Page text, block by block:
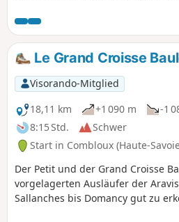
außergewöhnlichem Blick auf das
dem Rückweg etwas überlaufen,
von der Seilbahn Jaillet aus
Le Grand Croisse
Visorando-Mitglied
18,11 km
+1 090 m
-1
8:15 Std.
Schwer
Start in Combloux (Haute-
Der Petit und der Grand Croisse
vorgelagerten Ausläufer der
Sallanches bis Domancy gut zu